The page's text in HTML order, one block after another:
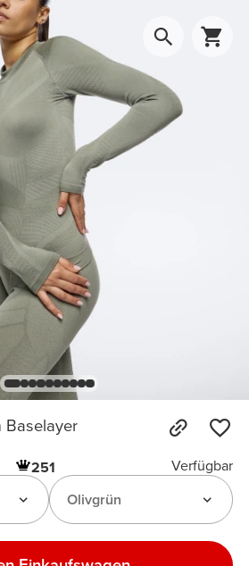
Baselayer
251
Verfügbar
Olivgrün